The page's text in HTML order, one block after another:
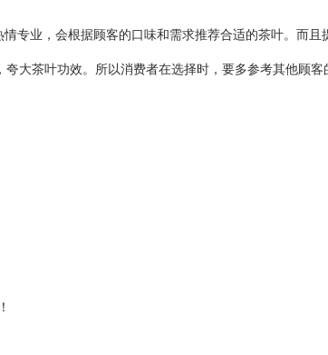
专业，会根据顾客的口味和需求推荐合适的茶叶。而
大茶叶功效。所以消费者在选择时，要多参考其他顾